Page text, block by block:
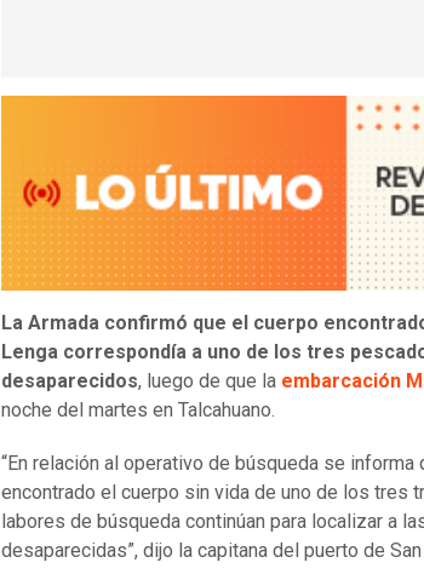
La Armada confirmó que el cuerpo
Lenga correspondía a uno de los tres
desaparecidos, luego de que la embarcación
noche del martes en Talcahuano.
“En relación al operativo de búsqueda se informa
encontrado el cuerpo sin vida de uno de los tres
labores de búsqueda continúan para localizar a
desaparecidas”, dijo la capitana del puerto de